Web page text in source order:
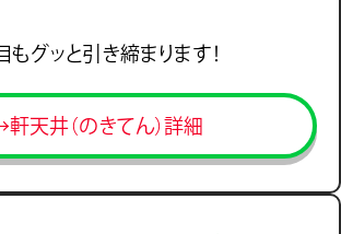
グッと引き締まります！
天井（のきてん）詳細